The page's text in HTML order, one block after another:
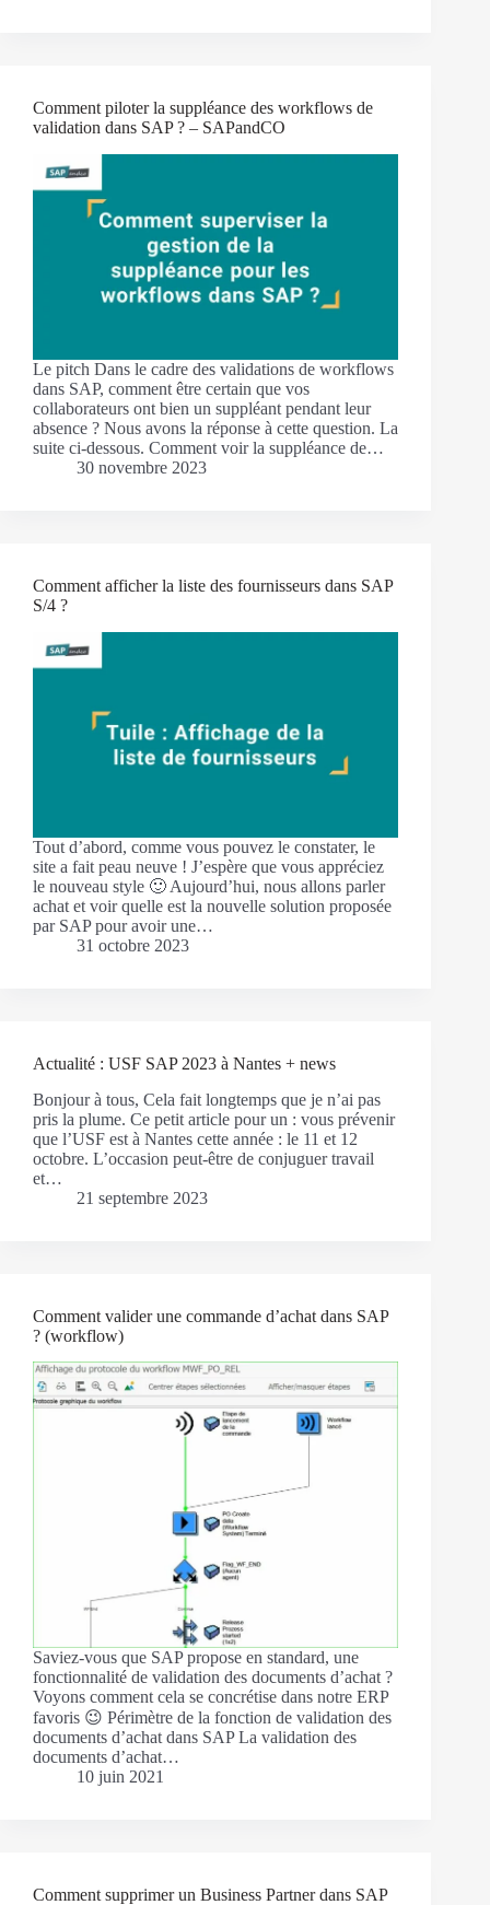
Comment piloter la suppléance des workflows de
validation dans SAP ? – SAPandCO
Le pitch Dans le cadre des validations de workflows
dans SAP, comment être certain que vos
collaborateurs ont bien un suppléant pendant leur
absence ? Nous avons la réponse à cette question. La
suite ci-dessous. Comment voir la suppléance de…
30 novembre 2023
Comment afficher la liste des fournisseurs dans SAP
S/4 ?
Tout d’abord, comme vous pouvez le constater, le
site a fait peau neuve ! J’espère que vous appréciez
le nouveau style 🙂 Aujourd’hui, nous allons parler
achat et voir quelle est la nouvelle solution proposée
par SAP pour avoir une…
31 octobre 2023
Actualité : USF SAP 2023 à Nantes + news
Bonjour à tous, Cela fait longtemps que je n’ai pas
pris la plume. Ce petit article pour un : vous prévenir
que l’USF est à Nantes cette année : le 11 et 12
octobre. L’occasion peut-être de conjuguer travail
et…
21 septembre 2023
Comment valider une commande d’achat dans SAP
? (workflow)
Saviez-vous que SAP propose en standard, une
fonctionnalité de validation des documents d’achat ?
Voyons comment cela se concrétise dans notre ERP
favoris 😉 Périmètre de la fonction de validation des
documents d’achat dans SAP La validation des
documents d’achat…
10 juin 2021
Comment supprimer un Business Partner dans SAP